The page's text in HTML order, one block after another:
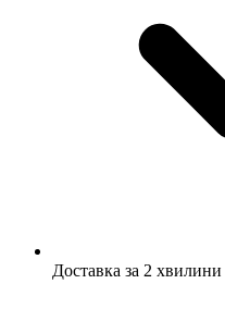
Доставка за 2 хвилини